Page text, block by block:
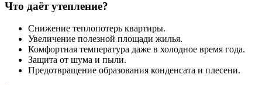
Что даёт утепление?
Снижение теплопотерь квартиры.
Увеличение полезной площади жилья.
Комфортная температура даже в холодное время года.
Защита от шума и пыли.
Предотвращение образования конденсата и плесени.